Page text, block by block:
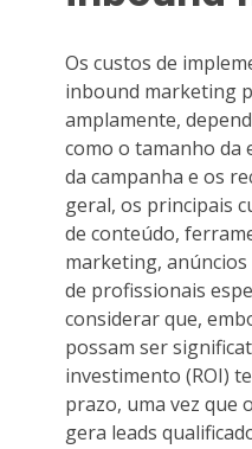
Os custos de
inbound marketing
amplamente,
como o tamanho da
da campanha e os
geral, os principais
de conteúdo,
marketing,
de profissionais
considerar que,
possam ser
investimento (ROI)
prazo, uma vez que
gera leads